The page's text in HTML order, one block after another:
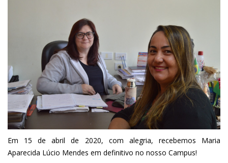
Em 15 de abril de 2020, com alegria, recebemos Maria
Aparecida Lúcio Mendes em definitivo no nosso Campus!